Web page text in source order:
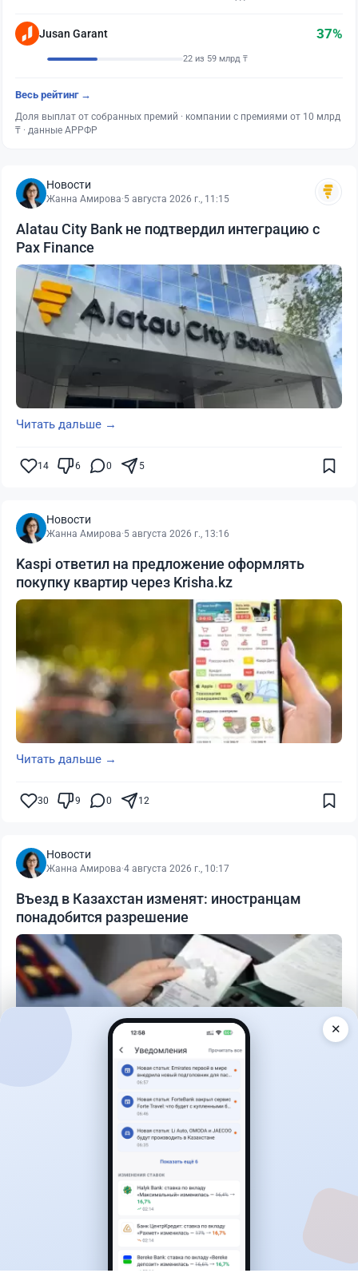
Jusan Garant 37%
22 из 59 млрд ₸
Весь рейтинг →
Доля выплат от собранных премий · компании с премиями от 10 млрд
₸ · данные АРРФР
Новости
Жанна Амирова·5 августа 2026 г., 11:15
Alatau City Bank не подтвердил интеграцию с
Pax Finance
Читать дальше →
14 6 0 5
Новости
Жанна Амирова·5 августа 2026 г., 13:16
Kaspi ответил на предложение оформлять
покупку квартир через Krisha.kz
Читать дальше →
30 9 0 12
Новости
Жанна Амирова·4 августа 2026 г., 10:17
Въезд в Казахстан изменят: иностранцам
понадобится разрешение
1
3 августа 2026 г., 22:30
Почему Китай вкладывает миллиарды в недра
Казахстана и что получит страна
✕